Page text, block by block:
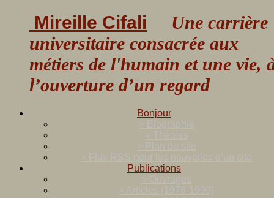
Mireille Cifali Une carrière
universitaire consacrée aux
métiers de l'humain et une vie,
l’ouverture d’un regard
Bonjour
> Biographie
> Thèmes
> Plan du site
> Flux RSS pour les nouvelles d’un site
Publications
> Ouvrages
> Articles (1976-1999)